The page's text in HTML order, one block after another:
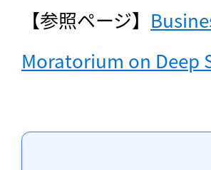
【参照ページ】
Moratorium on Deep